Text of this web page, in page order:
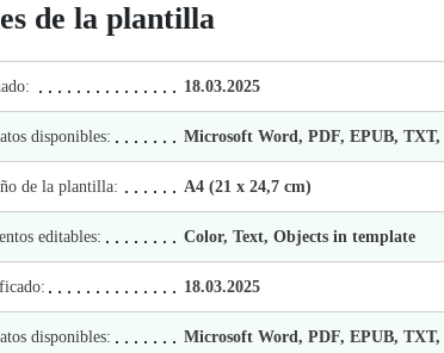
de la plantilla
18.03.2025
disponibles: Microsoft Word, PDF, EPUB,
de la plantilla: А4 (21 х 24,7 cm)
editables: Color, Text, Objects in template
18.03.2025
disponibles: Microsoft Word, PDF, EPUB,